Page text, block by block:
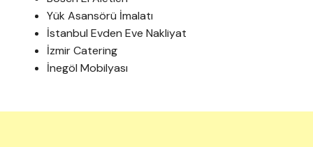
Yük Asansörü İmalatı
İstanbul Evden Eve Nakliyat
İzmir Catering
İnegöl Mobilyası